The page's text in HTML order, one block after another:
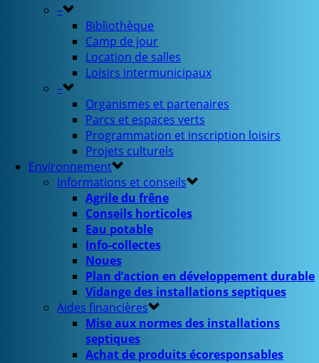
–
Bibliothèque
Camp de jour
Location de salles
Loisirs intermunicipaux
–
Organismes et partenaires
Parcs et espaces verts
Programmation et inscription loisirs
Projets culturels
Environnement
Informations et conseils
Agrile du frêne
Conseils horticoles
Eau potable
Info-collectes
Noues
Plan d’action en développement durable
Vidange des installations septiques
Aides financières
Mise aux normes des installations
septiques
Achat de produits écoresponsables